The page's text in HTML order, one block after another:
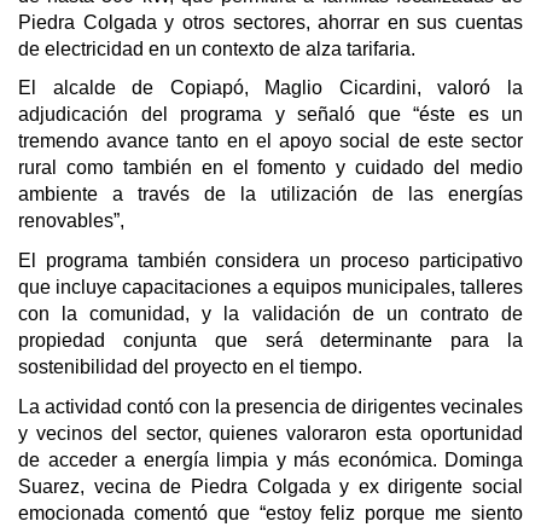
Piedra Colgada y otros sectores, ahorrar en sus cuentas
de electricidad en un contexto de alza tarifaria.
El alcalde de Copiapó, Maglio Cicardini, valoró la
adjudicación del programa y señaló que “éste es un
tremendo avance tanto en el apoyo social de este sector
rural como también en el fomento y cuidado del medio
ambiente a través de la utilización de las energías
renovables”,
El programa también considera un proceso participativo
que incluye capacitaciones a equipos municipales, talleres
con la comunidad, y la validación de un contrato de
propiedad conjunta que será determinante para la
sostenibilidad del proyecto en el tiempo.
La actividad contó con la presencia de dirigentes vecinales
y vecinos del sector, quienes valoraron esta oportunidad
de acceder a energía limpia y más económica. Dominga
Suarez, vecina de Piedra Colgada y ex dirigente social
emocionada comentó que “estoy feliz porque me siento